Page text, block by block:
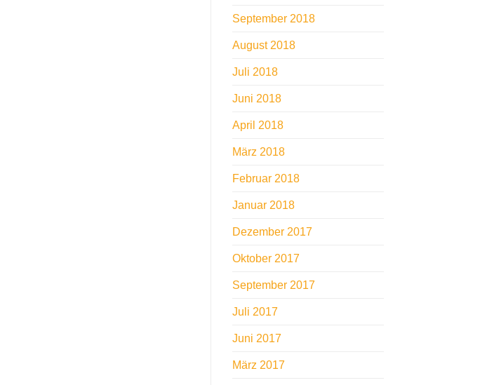
September 2018
August 2018
Juli 2018
Juni 2018
April 2018
März 2018
Februar 2018
Januar 2018
Dezember 2017
Oktober 2017
September 2017
Juli 2017
Juni 2017
März 2017